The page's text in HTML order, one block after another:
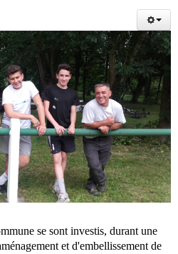
se sont investis, durant une
et d'embellissement de